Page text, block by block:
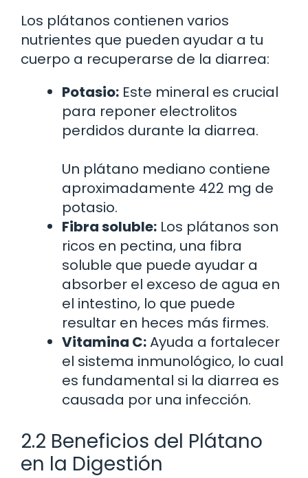
Los plátanos contienen varios
nutrientes que pueden ayudar a tu
cuerpo a recuperarse de la diarrea:
Potasio: Este mineral es crucial
para reponer electrolitos
perdidos durante la diarrea.
Un plátano mediano contiene
aproximadamente 422 mg de
potasio.
Fibra soluble: Los plátanos son
ricos en pectina, una fibra
soluble que puede ayudar a
absorber el exceso de agua en
el intestino, lo que puede
resultar en heces más firmes.
Vitamina C:Ayuda a fortalecer
el sistema inmunológico, lo cual
es fundamental si la diarrea es
causada por una infección.
2.2 Beneficios del Plátano
en la Digestión